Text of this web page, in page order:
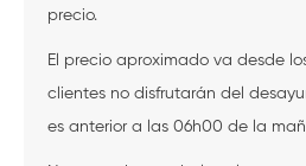
precio.
El precio aproximado va desde
clientes no disfrutarán del
es anterior a las 06h00 de la